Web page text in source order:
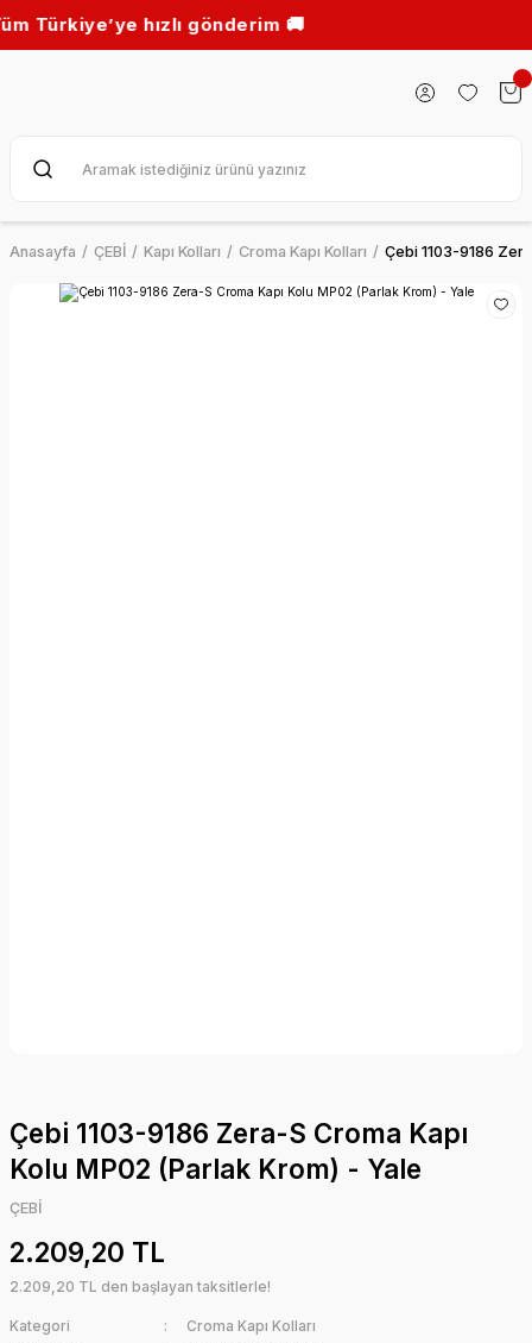
hızlı gönderim 🚚
Anasayfa ÇEBİ Kapı Kolları Croma Kapı Kolları Çebi 1103-9186
Çebi 1103-9186 Zera-S Croma Kapı
Kolu MP02 (Parlak Krom) - Yale
ÇEBİ
2.209,20 TL
2.209,20 TL den başlayan taksitlerle!
Kategori
Croma Kapı Kolları